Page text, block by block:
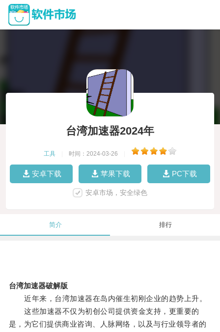
台湾加速器2024年
工具 时间：2024-03-26
安卓下载 苹果下载 PC下载
安卓市场，安全绿色
简介 排行
台湾加速器破解版
近年来，台湾加速器在岛内催生初刚企业的趋势上升。
这些加速器不仅为初创公司提供资金支持，更重要的
是，为它们提供商业咨询、人脉网络，以及与行业领导者的